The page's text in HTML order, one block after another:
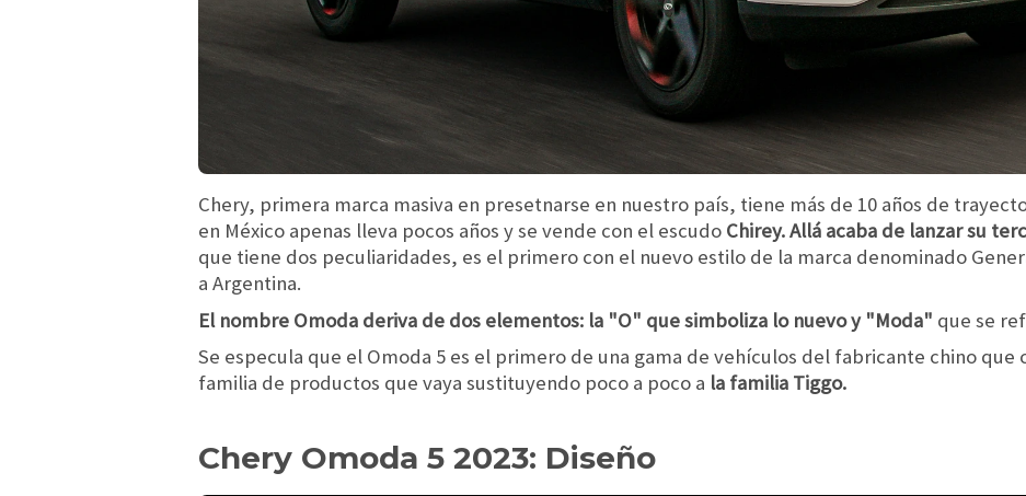
Chery, primera marca masiva en presetnarse en nuestro país, tiene más de 10 años de
en México apenas lleva pocos años y se vende con el escudo Chirey. Allá acaba de lanzar su
que tiene dos peculiaridades, es el primero con el nuevo estilo de la marca denominado
a Argentina.
El nombre Omoda deriva de dos elementos: la "O" que simboliza lo nuevo y "Moda" que se
Se especula que el Omoda 5 es el primero de una gama de vehículos del fabricante chino que
familia de productos que vaya sustituyendo poco a poco a la familia Tiggo.
Chery Omoda 5 2023: Diseño